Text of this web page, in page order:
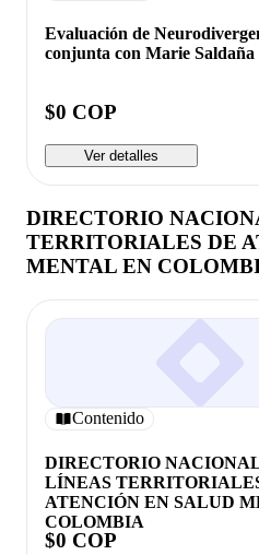
Evaluación de
conjunta con Marie Saldaña
$0 COP
Ver detalles
DIRECTORIO
TERRITORIALES DE
MENTAL EN
Contenido
DIRECTORIO
LÍNEAS
ATENCIÓN EN SALUD
COLOMBIA
$0 COP